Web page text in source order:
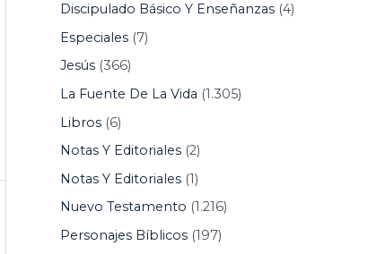
Discipulado Básico Y Enseñanzas(4)
Especiales(7)
Jesús(366)
La Fuente De La Vida (1.305)
Libros(6)
Notas Y Editoriales(2)
Notas Y Editoriales(1)
Nuevo Testamento (1.216)
Personajes Bíblicos(197)